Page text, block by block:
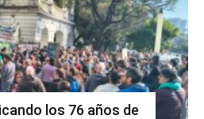
los 76 años de